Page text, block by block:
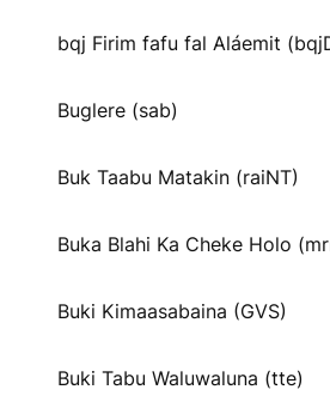
bqj Firim fafu fal Aláemit
Buglere (sab)
Buk Taabu Matakin (raiNT)
Buka Blahi Ka Cheke Holo
Buki Kimaasabaina (GVS)
Buki Tabu Waluwaluna (tte)